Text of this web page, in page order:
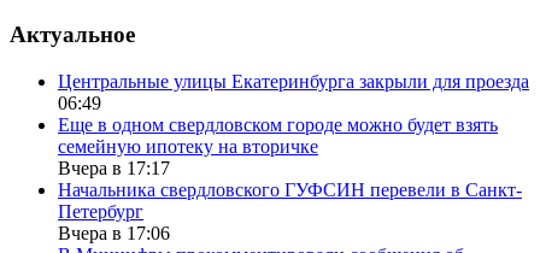
Актуальное
Центральные улицы Екатеринбурга закрыли для проезда
06:49
Еще в одном свердловском городе можно будет взять
семейную ипотеку на вторичке
Вчера в 17:17
Начальника свердловского ГУФСИН перевели в Санкт-
Петербург
Вчера в 17:06